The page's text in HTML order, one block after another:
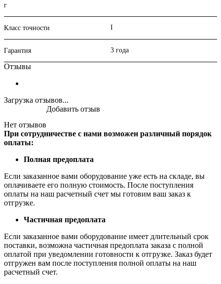
г
Класс точности I
Гарантия 3 года
Отзывы
Загрузка отзывов...
Нет отзывов
Добавить отзыв
При сотрудничестве с нами возможен различный порядок
оплаты:
Полная предоплата
Если заказанное вами оборудование уже есть на складе, вы
оплачиваете его полную стоимость. После поступления
оплаты на наш расчетный счет мы готовим ваш заказ к
отгрузке.
Частичная предоплата
Если заказанное вами оборудование имеет длительный срок
поставки, возможна частичная предоплата заказа с полной
оплатой при уведомлении готовности к отгрузке. Заказ будет
отгружен вам после поступления полной оплаты на наш
расчетный счет.